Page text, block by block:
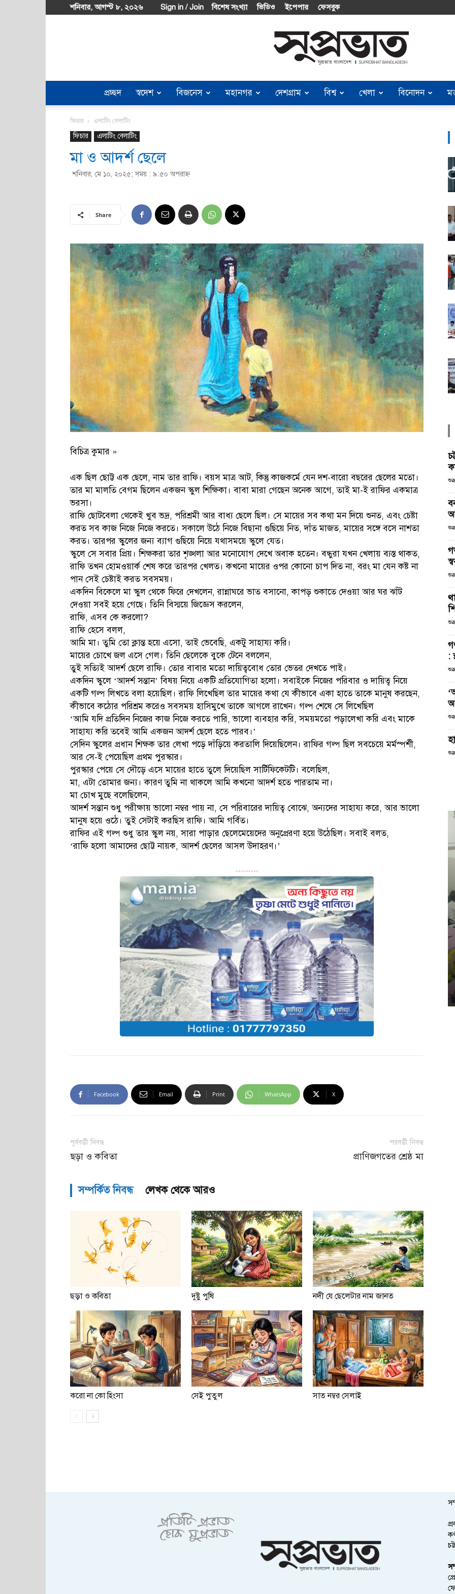
শনিবার, আগস্ট ৮, ২০২৬ Sign in / Join বিশেষ সংখ্যা ভিডিও ইপেপার ফেসবুক
Suprobhat
প্রচ্ছদ স্বদেশ বিজনেস মহানগর দেশগ্রাম বিশ্ব খেলা বিনোদন
ফিচার এলাটিং বেলাটিং
ফিচার এলাটিং বেলাটিং
মা ও আদর্শ ছেলে
শনিবার, মে ১০, ২০২৫; সময় : ৯:৫০ অপরাহ্ণ
Share
বিচিত্র কুমার »
এক ছিল ছোট্ট এক ছেলে, নাম তার রাফি। বয়স মাত্র আট, কিন্তু কাজকর্মে যেন দশ-বারো বছরের ছেলের মতো।
তার মা মালতি বেগম ছিলেন একজন স্কুল শিক্ষিকা। বাবা মারা গেছেন অনেক আগে, তাই মা-ই রাফির একমাত্র
ভরসা।
রাফি ছোটবেলা থেকেই খুব ভদ্র, পরিশ্রমী আর বাধ্য ছেলে ছিল। সে মায়ের সব কথা মন দিয়ে শুনত, এবং চেষ্টা
করত সব কাজ নিজে নিজে করতে। সকালে উঠে নিজে বিছানা গুছিয়ে নিত, দাঁত মাজত, মায়ের সঙ্গে বসে নাশতা
করত। তারপর স্কুলের জন্য ব্যাগ গুছিয়ে নিয়ে যথাসময়ে স্কুলে যেত।
স্কুলে সে সবার প্রিয়। শিক্ষকরা তার শৃঙ্খলা আর মনোযোগ দেখে অবাক হতেন। বন্ধুরা যখন খেলায় ব্যস্ত থাকত,
রাফি তখন হোমওয়ার্ক শেষ করে তারপর খেলত। কখনো মায়ের ওপর কোনো চাপ দিত না, বরং মা যেন কষ্ট না
পান সেই চেষ্টাই করত সবসময়।
একদিন বিকেলে মা স্কুল থেকে ফিরে দেখলেন, রান্নাঘরে ভাত বসানো, কাপড় শুকাতে দেওয়া আর ঘর ঝাঁট
দেওয়া সবই হয়ে গেছে। তিনি বিস্ময়ে জিজ্ঞেস করলেন,
রাফি, এসব কে করলো?
রাফি হেসে বলল,
আমি মা। তুমি তো ক্লান্ত হয়ে এসো, তাই ভেবেছি, একটু সাহায্য করি।
মায়ের চোখে জল এসে গেল। তিনি ছেলেকে বুকে টেনে বললেন,
তুই সত্যিই আদর্শ ছেলে রাফি। তোর বাবার মতো দায়িত্ববোধ তোর ভেতর দেখতে পাই।
একদিন স্কুলে ‘আদর্শ সন্তান’ বিষয় নিয়ে একটি প্রতিযোগিতা হলো। সবাইকে নিজের পরিবার ও দায়িত্ব নিয়ে
একটি গল্প লিখতে বলা হয়েছিল। রাফি লিখেছিল তার মায়ের কথা যে কীভাবে একা হাতে তাকে মানুষ করছেন,
কীভাবে কঠোর পরিশ্রম করেও সবসময় হাসিমুখে তাকে আগলে রাখেন। গল্প শেষে সে লিখেছিল
‘আমি যদি প্রতিদিন নিজের কাজ নিজে করতে পারি, ভালো ব্যবহার করি, সময়মতো পড়ালেখা করি এবং মাকে
সাহায্য করি তবেই আমি একজন আদর্শ ছেলে হতে পারব।’
সেদিন স্কুলের প্রধান শিক্ষক তার লেখা পড়ে দাঁড়িয়ে করতালি দিয়েছিলেন। রাফির গল্প ছিল সবচেয়ে মর্মস্পর্শী,
আর সে-ই পেয়েছিল প্রথম পুরস্কার।
পুরস্কার পেয়ে সে দৌড়ে এসে মায়ের হাতে তুলে দিয়েছিল সার্টিফিকেটটি। বলেছিল,
মা, এটা তোমার জন্য। কারণ তুমি না থাকলে আমি কখনো আদর্শ হতে পারতাম না।
মা চোখ মুছে বলেছিলেন,
আদর্শ সন্তান শুধু পরীক্ষায় ভালো নম্বর পায় না, সে পরিবারের দায়িত্ব বোঝে, অন্যদের সাহায্য করে, আর ভালো
মানুষ হয়ে ওঠে। তুই সেটাই করছিস রাফি। আমি গর্বিত।
রাফির এই গল্প শুধু তার স্কুল নয়, সারা পাড়ার ছেলেমেয়েদের অনুপ্রেরণা হয়ে উঠেছিল। সবাই বলত,
‘রাফি হলো আমাদের ছোট্ট নায়ক, আদর্শ ছেলের আসল উদাহরণ।’
---------
Facebook Email Print WhatsApp X
পূর্ববর্তী নিবন্ধ
ছড়া ও কবিতা
পরবর্তী নিবন্ধ
প্রাণিজগতের শ্রেষ্ঠ মা
সম্পর্কিত নিবন্ধ লেখক থেকে আরও
ছড়া ও কবিতা দুষ্টু পুষি নদী যে ছেলেটার নাম জানত
করো না কো হিংসা সেই পুতুল সাত নম্বর সেলাই
: